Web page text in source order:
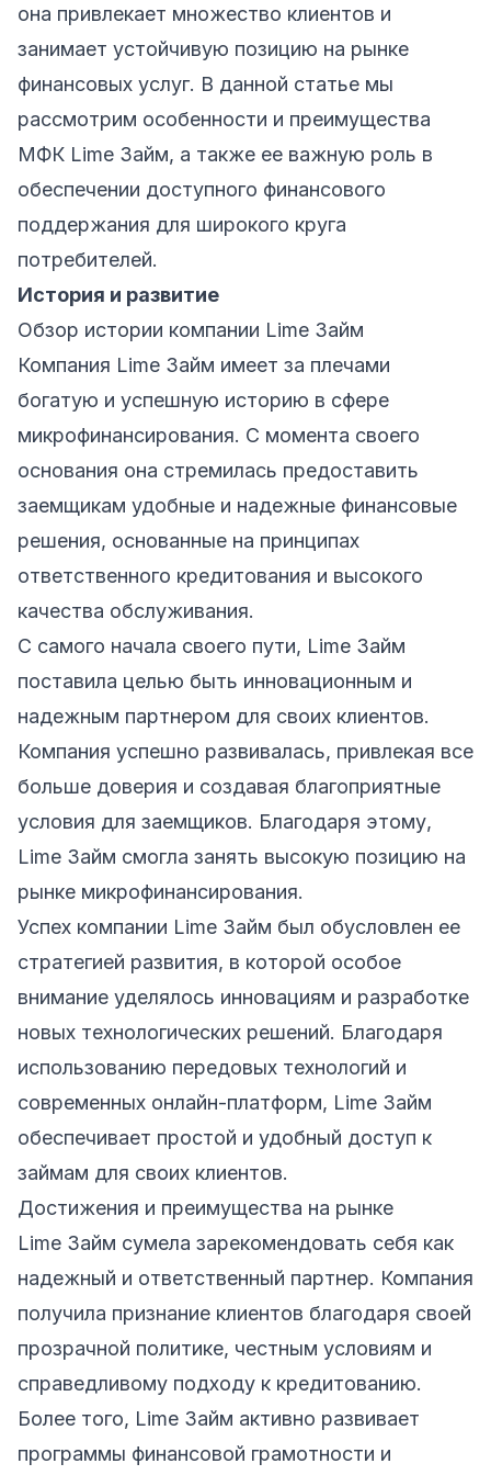
она привлекает множество клиентов и
занимает устойчивую позицию на рынке
финансовых услуг. В данной статье мы
рассмотрим особенности и преимущества
МФК Lime Займ, а также ее важную роль в
обеспечении доступного финансового
поддержания для широкого круга
потребителей.
История и развитие
Обзор истории компании Lime Займ
Компания Lime Займ имеет за плечами
богатую и успешную историю в сфере
микрофинансирования. С момента своего
основания она стремилась предоставить
заемщикам удобные и надежные финансовые
решения, основанные на принципах
ответственного кредитования и высокого
качества обслуживания.
С самого начала своего пути, Lime Займ
поставила целью быть инновационным и
надежным партнером для своих клиентов.
Компания успешно развивалась, привлекая все
больше доверия и создавая благоприятные
условия для заемщиков. Благодаря этому,
Lime Займ смогла занять высокую позицию на
рынке микрофинансирования.
Успех компании Lime Займ был обусловлен ее
стратегией развития, в которой особое
внимание уделялось инновациям и разработке
новых технологических решений. Благодаря
использованию передовых технологий и
современных онлайн-платформ, Lime Займ
обеспечивает простой и удобный доступ к
займам для своих клиентов.
Достижения и преимущества на рынке
Lime Займ сумела зарекомендовать себя как
надежный и ответственный партнер. Компания
получила признание клиентов благодаря своей
прозрачной политике, честным условиям и
справедливому подходу к кредитованию.
Более того, Lime Займ активно развивает
программы финансовой грамотности и